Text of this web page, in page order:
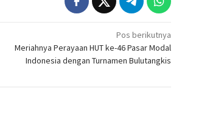
Pos berikutnya
Meriahnya Perayaan HUT ke-46 Pasar Modal
Indonesia dengan Turnamen Bulutangkis